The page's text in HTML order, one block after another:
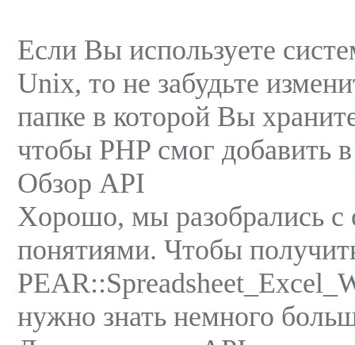
Если Вы используете
Unix, то не забудьте
папке в которой Вы
чтобы PHP смог добавить
Обзор API
Xорошо, мы разобрались
понятиями. Чтобы
нужно знать немного